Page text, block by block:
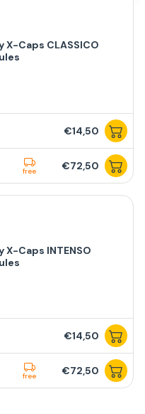
X-Caps CLASSICO
€14,50
free €72,50
X-Caps INTENSO
€14,50
free €72,50